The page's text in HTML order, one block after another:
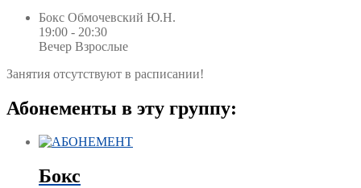
Бокс Обмочевский Ю.Н.
19:00 - 20:30
Вечер Взрослые
Занятия отсутствуют в расписании!
Абонементы в эту группу:
Бокс